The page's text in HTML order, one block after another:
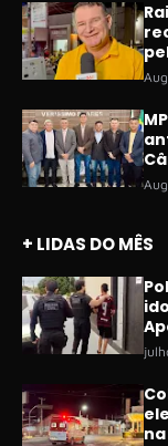
+ LIDAS DO MÊS